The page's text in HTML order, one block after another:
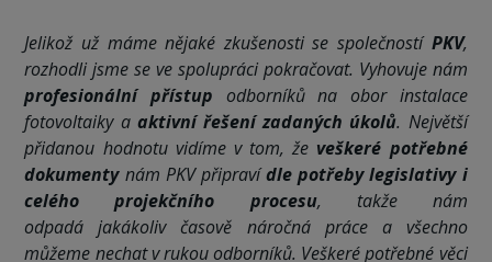
Jelikož už máme nějaké zkušenosti se společností PKV,
rozhodli jsme se ve spolupráci pokračovat. Vyhovuje nám
profesionální přístup odborníků na obor instalace
fotovoltaiky a aktivní řešení zadaných úkolů. Největší
přidanou hodnotu vidíme v tom, že veškeré potřebné
dokumentynám PKV připravídle potřeby legislativy i
celého projekčního procesu, takže nám
odpadá jakákoliv časově náročná práce a všechno
můžeme nechat v rukou odborníků. Veškeré potřebné věci